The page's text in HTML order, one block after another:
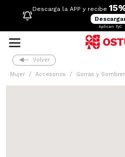
Descarga la APP y recibe
Aplican TyC
Volver
Mujer Accesorios Gorras y